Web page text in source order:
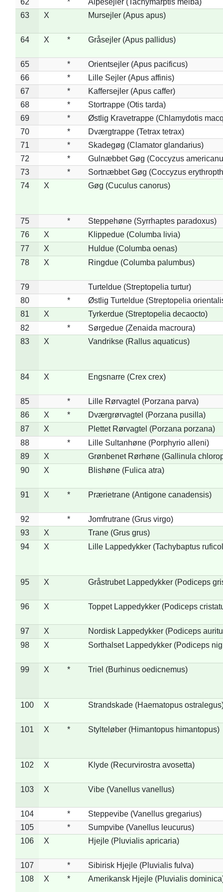
63
X Mursejler (Apus apus)
64 X * Gråsejler (Apus pallidus)
65 *
Orientsejler (Apus pacificus)
66
*
Lille Sejler (Apus affinis)
67
*
Kaffersejler (Apus caffer)
68
*
Stortrappe (Otis tarda)
69
*
Østlig Kravetrappe (Chlamydotis
70
*
Dværgtrappe (Tetrax tetrax)
71
*
Skadegøg (Clamator glandarius)
72
*
Gulnæbbet Gøg (Coccyzus
73
*
Sortnæbbet Gøg (Coccyzus
74
X Gøg (Cuculus canorus)
75 *
Steppehøne (Syrrhaptes paradoxus)
76
X
Klippedue (Columba livia)
77
X
Huldue (Columba oenas)
78
X Ringdue (Columba palumbus)
79
Turteldue (Streptopelia turtur)
80
*
Østlig Turteldue (Streptopelia
81
X
Tyrkerdue (Streptopelia decaocto)
82
*
Sørgedue (Zenaida macroura)
83
X Vandrikse (Rallus aquaticus)
84 X Engsnarre (Crex crex)
85 *
Lille Rørvagtel (Porzana parva)
86
X *
Dværgrørvagtel (Porzana pusilla)
87
X
Plettet Rørvagtel (Porzana porzana)
88
*
Lille Sultanhøne (Porphyrio alleni)
89
X
Grønbenet Rørhøne (Gallinula
90
X Blishøne (Fulica atra)
91 X * Prærietrane (Antigone canadensis)
92 *
Jomfrutrane (Grus virgo)
93
X
Trane (Grus grus)
94
X Lille Lappedykker (Tachybaptus
95 X Gråstrubet Lappedykker (Podiceps
96 X Toppet Lappedykker (Podiceps
97 X
Nordisk Lappedykker (Podiceps
98
X Sorthalset Lappedykker (Podiceps
99 X * Triel (Burhinus oedicnemus)
100 X Strandskade (Haematopus
101 X * Stylteløber (Himantopus himantopus)
102 X Klyde (Recurvirostra avosetta)
103 X Vibe (Vanellus vanellus)
104 *
Steppevibe (Vanellus gregarius)
105
*
Sumpvibe (Vanellus leucurus)
106
X Hjejle (Pluvialis apricaria)
107 *
Sibirisk Hjejle (Pluvialis fulva)
108
X * Amerikansk Hjejle (Pluvialis